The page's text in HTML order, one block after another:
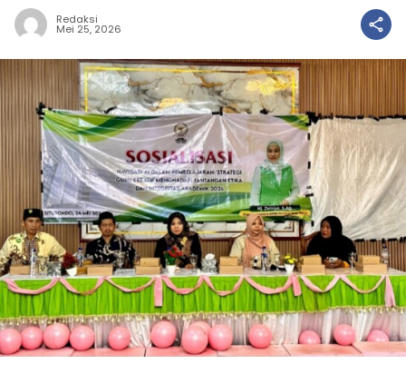
Redaksi
Mei 25, 2026